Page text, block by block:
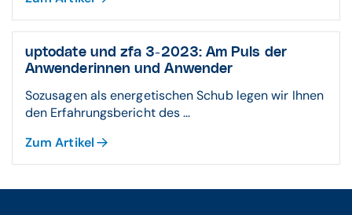
uptodate und zfa 3-2023: Am Puls der
Anwenderinnen und Anwender
Sozusagen als energetischen Schub legen wir Ihnen
den Erfahrungsbericht des ...
Zum Artikel